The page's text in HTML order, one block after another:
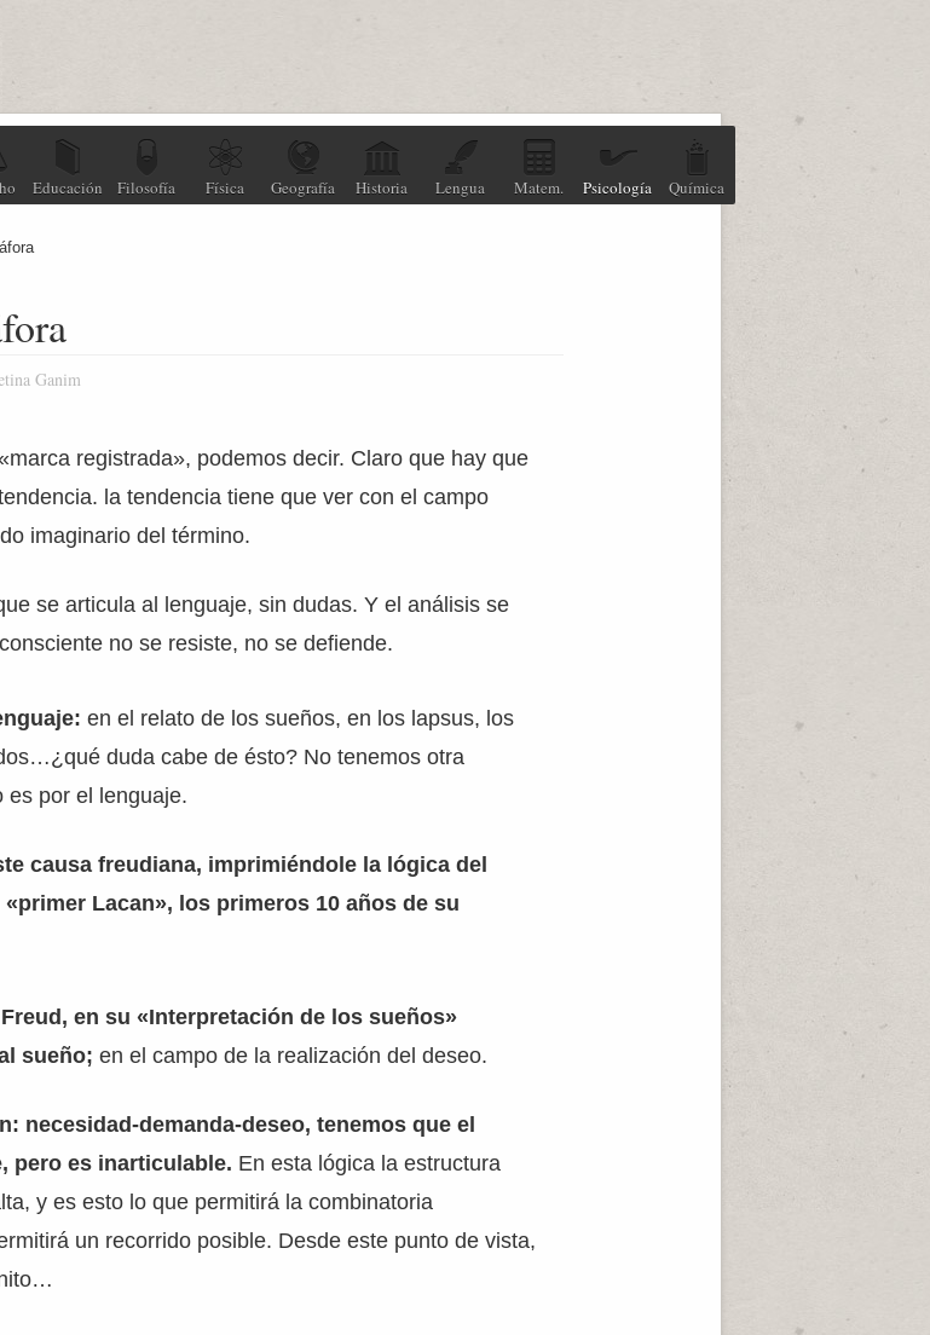
Educación Filosofía Física Geografía Historia Lengua Matem. Psicología Química
Ganim
registrada», podemos decir. Claro que hay que
la tendencia tiene que ver con el campo
imaginario del término.
se articula al lenguaje, sin dudas. Y el análisis se
no se resiste, no se defiende.
en el relato de los sueños, en los lapsus, los
duda cabe de ésto? No tenemos otra
es por el lenguaje.
causa freudiana, imprimiéndole la lógica del
Lacan», los primeros 10 años de su
en su «Interpretación de los sueños»
sueño; en el campo de la realización del deseo.
necesidad-demanda-deseo, tenemos que el
pero es inarticulable. En esta lógica la estructura
y es esto lo que permitirá la combinatoria
un recorrido posible. Desde este punto de vista,